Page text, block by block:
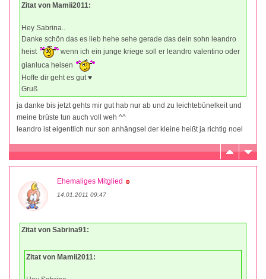
Zitat von Mamii2011:
Hey Sabrina..
Danke schön das es lieb hehe sehe gerade das dein sohn leandro
heist
wenn ich ein junge kriege soll er leandro valentino oder
gianluca heisen
Hoffe dir geht es gut ♥
Gruß
ja danke bis jetzt gehts mir gut hab nur ab und zu leichtebünelkeit und
meine brüste tun auch voll weh ^^
leandro ist eigentlich nur son anhängsel der kleine heißt ja richtig noel
Ehemaliges Mitglied
14.01.2011 09:47
Zitat von Sabrina91:
Zitat von Mamii2011: